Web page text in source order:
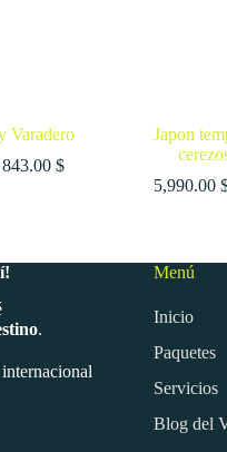
Varadero
843.00 $Rango
hasta
Japon
5,990.00
.
Menú
Inicio
Paquetes
Servicios
Blog del